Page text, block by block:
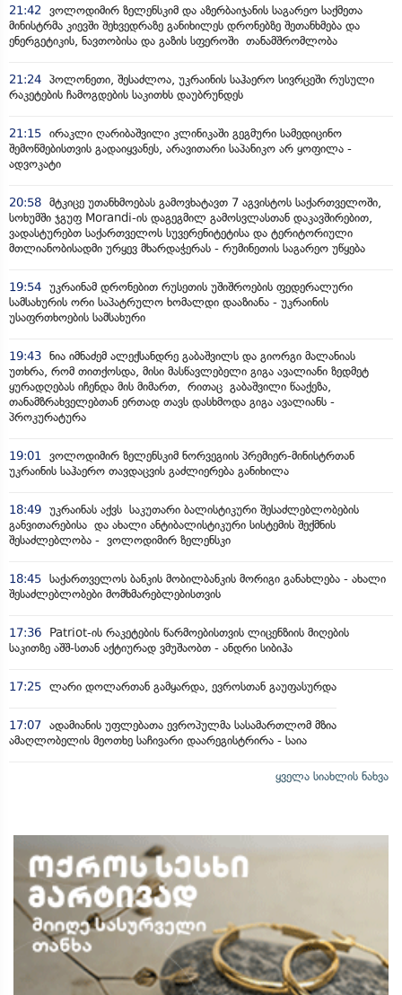
21:42 ვოლოდიმირ ზელენსკიმ და აზერბაიჯანის საგარეო საქმეთა
მინისტრმა კიევში შეხვედრაზე განიხილეს დრონებზე შეთანხმება და
ენერგეტიკის, ნავთობისა და გაზის სფეროში თანამშრომლობა
21:24 პოლონეთი, შესაძლოა, უკრაინის საჰაერო სივრცეში რუსული
რაკეტების ჩამოგდების საკითხს დაუბრუნდეს
21:15 ირაკლი ღარიბაშვილი კლინიკაში გეგმური სამედიცინო
შემოწმებისთვის გადაიყვანეს, არავითარი საპანიკო არ ყოფილა -
ადვოკატი
20:58 მტკიცე უთანხმოებას გამოვხატავთ 7 აგვისტოს საქართველოში,
სოხუმში ჯგუფ Morandi-ის დაგეგმილ გამოსვლასთან დაკავშირებით,
ვადასტურებთ საქართველოს სუვერენიტეტისა და ტერიტორიული
მთლიანობისადმი ურყევ მხარდაჭერას - რუმინეთის საგარეო უწყება
19:54 უკრაინამ დრონებით რუსეთის უშიშროების ფედერალური
სამსახურის ორი საპატრულო ხომალდი დააზიანა - უკრაინის
უსაფრთხოების სამსახური
19:43 ნია იმნაძემ ალექსანდრე გაბაშვილს და გიორგი მალანიას
უთხრა, რომ თითქოსდა, მისი მასწავლებელი გიგა ავალიანი ზედმეტ
ყურადღებას იჩენდა მის მიმართ, რითაც გაბაშვილი წააქეზა,
თანამზრახველებთან ერთად თავს დასხმოდა გიგა ავალიანს -
პროკურატურა
19:01 ვოლოდიმირ ზელენსკიმ ნორვეგიის პრემიერ-მინისტრთან
უკრაინის საჰაერო თავდაცვის გაძლიერება განიხილა
18:49 უკრაინას აქვს საკუთარი ბალისტიკური შესაძლებლობების
განვითარებისა და ახალი ანტიბალისტიკური სისტემის შექმნის
შესაძლებლობა - ვოლოდიმირ ზელენსკი
18:45 საქართველოს ბანკის მობილბანკის მორიგი განახლება - ახალი
შესაძლებლობები მომხმარებლებისთვის
17:36
Patriot-ის რაკეტების წარმოებისთვის ლიცენზიის მიღების
საკითზე აშშ-სთან აქტიურად ვმუშაობთ - ანდრი სიბიჰა
17:25 ლარი დოლართან გამყარდა, ევროსთან გაუფასურდა
17:07 ადამიანის უფლებათა ევროპულმა სასამართლომ მზია
ამაღლობელის მეოთხე საჩივარი დაარეგისტრირა - საია
ყველა სიახლის ნახვა